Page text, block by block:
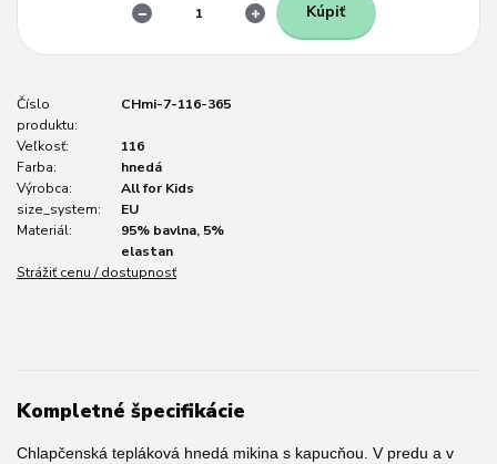
Kúpiť
Číslo
produktu:
CHmi-7-116-365
Veľkosť:
116
Farba:
hnedá
Výrobca:
All for Kids
size_system:
EU
Materiál:
95% bavlna, 5%
elastan
Strážiť cenu / dostupnosť
Kompletné špecifikácie
Chlapčenská tepláková hnedá mikina s kapucňou. V predu a v